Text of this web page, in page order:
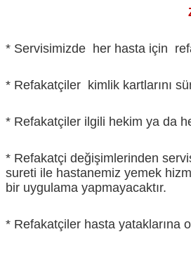
ZİYARETÇİ
* Servisimizde her hasta için
* Refakatçiler kimlik kartlarını
* Refakatçiler ilgili hekim ya da
* Refakatçi değişimlerinden
sureti ile hastanemiz yemek
bir uygulama yapmayacaktır.
* Refakatçiler hasta yataklarına